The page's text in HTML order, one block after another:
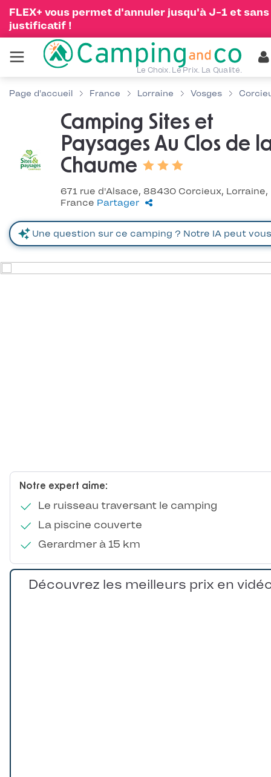
FLEX+ vous permet d'annuler jusqu'à J-1 et sans
justificatif !
Le Choix. Le Prix. La Qualité.
Page d'accueil France Lorraine Vosges
Camping Sites et
Paysages Au Clos de
Chaume
671 rue d'Alsace, 88430 Corcieux, Lorraine,
France Partager
Notre expert aime:
Le ruisseau traversant le camping
La piscine couverte
Gerardmer à 15 km
Découvrez les meilleurs prix en